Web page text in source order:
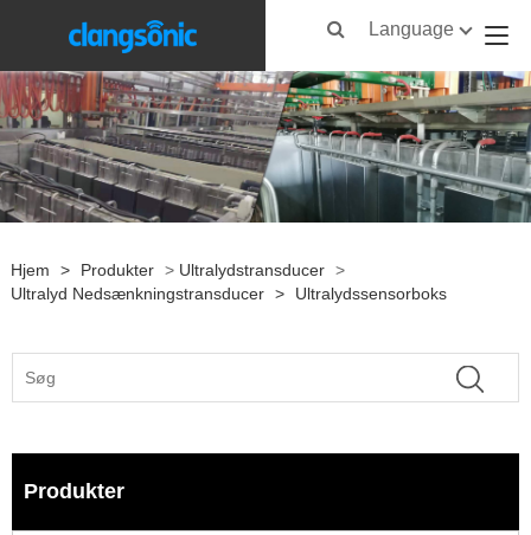
Language
Hjem > Produkter > Ultralydstransducer >
Ultralyd Nedsænkningstransducer > Ultralydssensorboks
Produkter